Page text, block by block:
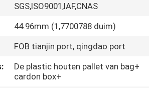
SGS,ISO9001,IAF,CNAS
44.96mm (1,7700788 duim)
FOB tianjin port, qingdao port
De plastic houten pallet van bag+
cardon box+